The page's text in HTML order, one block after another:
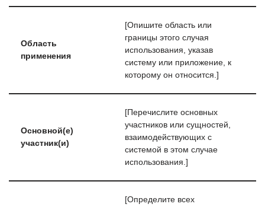
Область
применения
[Опишите область или
границы этого случая
использования, указав
систему или приложение, к
которому он относится.]
Основной(е)
участник(и)
[Перечислите основных
участников или сущностей,
взаимодействующих с
системой в этом случае
использования.]
[Определите всех